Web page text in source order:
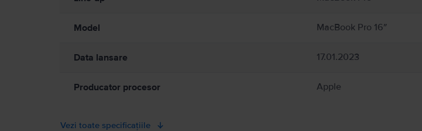
electromagnetice. Acești magneți și aceste câmpuri electromagnetice pot interfera cu dispozitivele medicale.
Model MacBook Pro 16″
Data lansare 17.01.2023
Producator procesor Apple
Vezi toate specificațiile